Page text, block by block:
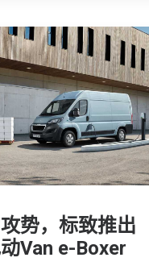
势，标致推出
Van e-Boxer